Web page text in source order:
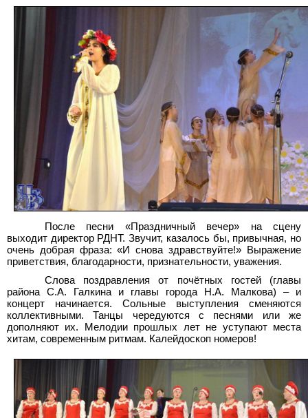
После песни «Праздничный вечер» на сцену
выходит директор РДНТ. Звучит, казалось бы, привычная, но
очень добрая фраза: «И снова здравствуйте!» Выражение
приветствия, благодарности, признательности, уважения.
Слова поздравления от почётных гостей (главы
района С.А. Галкина и главы города Н.А. Малкова) – и
концерт начинается. Сольные выступления сменяются
коллективными. Танцы чередуются с песнями или же
дополняют их. Мелодии прошлых лет не уступают места
хитам, современным ритмам. Калейдоскоп номеров!